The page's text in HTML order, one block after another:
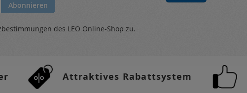
Abonnieren
des LEO Online-Shop zu.
Attraktives Rabattsystem